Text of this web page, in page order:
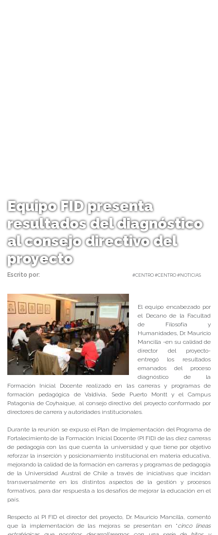
Equipo FID presenta
resultados del diagnóstico
al consejo directivo del
proyecto
Escrito por: #CENTRO #CENTRO #NOTICIAS
El equipo encabezado por
el Decano de la Facultad
de Filosofía y
Humanidades, Dr. Mauricio
Mancilla -en su calidad de
director del proyecto-
entregó los resultados
emanados del proceso
diagnóstico de la
Formación Inicial Docente realizado en las carreras y programas de
formación pedagógica de Valdivia, Sede Puerto Montt y el Campus
Patagonia de Coyhaique, al consejo directivo del proyecto conformado por
directores de carrera y autoridades institucionales.
Durante la reunión se expuso el Plan de Implementación del Programa de
Fortalecimiento de la Formación Inicial Docente (PI FID) de las diez carreras
de pedagogía con las que cuenta la universidad y que tiene por objetivo
reforzar la inserción y posicionamiento institucional en materia educativa,
mejorando la calidad de la formación en carreras y programas de pedagogía
de la Universidad Austral de Chile a través de iniciativas que incidan
transversalmente en los distintos aspectos de la gestión y procesos
formativos, para dar respuesta a los desafíos de mejorar la educación en el
país.
Respecto al PI FID el director del proyecto, Dr. Mauricio Mancilla, comentó
que la implementación de las mejoras se presentan en “cinco líneas